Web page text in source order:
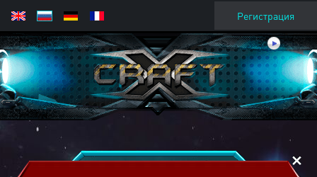
Регистрация